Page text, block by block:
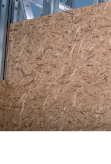
Obstajajo